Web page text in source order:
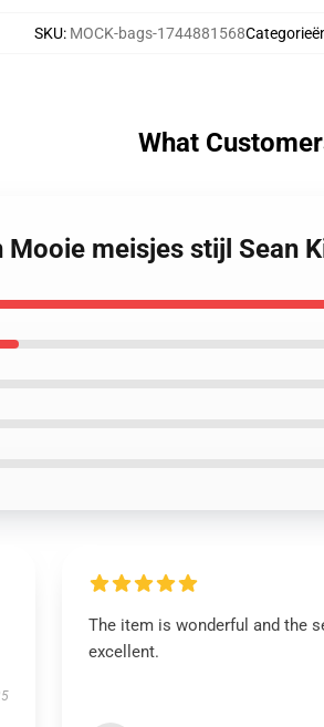
SKU: MOCK-bags-1744881568
What
meisjes stijl Sean
The item is wonderful and the
excellent.